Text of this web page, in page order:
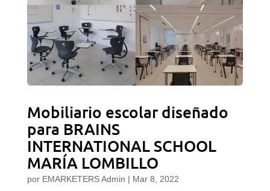
Mobiliario escolar diseñado
para BRAINS
INTERNATIONAL SCHOOL
MARÍA LOMBILLO
por EMARKETERS Admin | Mar 8, 2022